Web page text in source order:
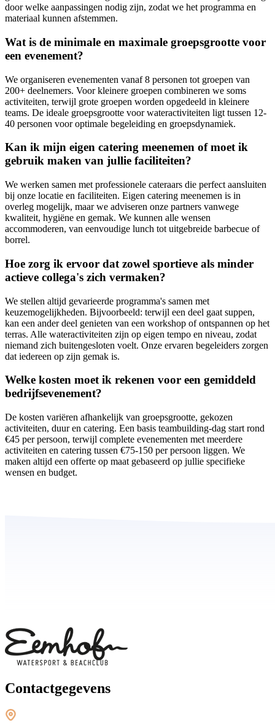
door welke aanpassingen nodig zijn, zodat we het programma en
materiaal kunnen afstemmen.
Wat is de minimale en maximale groepsgrootte voor
een evenement?
We organiseren evenementen vanaf 8 personen tot groepen van
200+ deelnemers. Voor kleinere groepen combineren we soms
activiteiten, terwijl grote groepen worden opgedeeld in kleinere
teams. De ideale groepsgrootte voor wateractiviteiten ligt tussen 12-
40 personen voor optimale begeleiding en groepsdynamiek.
Kan ik mijn eigen catering meenemen of moet ik
gebruik maken van jullie faciliteiten?
We werken samen met professionele cateraars die perfect aansluiten
bij onze locatie en faciliteiten. Eigen catering meenemen is in
overleg mogelijk, maar we adviseren onze partners vanwege
kwaliteit, hygiëne en gemak. We kunnen alle wensen
accommoderen, van eenvoudige lunch tot uitgebreide barbecue of
borrel.
Hoe zorg ik ervoor dat zowel sportieve als minder
actieve collega's zich vermaken?
We stellen altijd gevarieerde programma's samen met
keuzemogelijkheden. Bijvoorbeeld: terwijl een deel gaat suppen,
kan een ander deel genieten van een workshop of ontspannen op het
terras. Alle wateractiviteiten zijn op eigen tempo en niveau, zodat
niemand zich buitengesloten voelt. Onze ervaren begeleiders zorgen
dat iedereen op zijn gemak is.
Welke kosten moet ik rekenen voor een gemiddeld
bedrijfsevenement?
De kosten variëren afhankelijk van groepsgrootte, gekozen
activiteiten, duur en catering. Een basis teambuilding-dag start rond
€45 per persoon, terwijl complete evenementen met meerdere
activiteiten en catering tussen €75-150 per persoon liggen. We
maken altijd een offerte op maat gebaseerd op jullie specifieke
wensen en budget.
Contactgegevens